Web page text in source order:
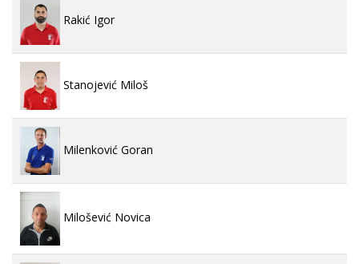
Rakić Igor
Stanojević Miloš
Milenković Goran
Milošević Novica